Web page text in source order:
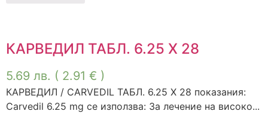
КАРВЕДИЛ ТАБЛ. 6.25 Х 28
5.69 лв. ( 2.91 € )
КАРВЕДИЛ / CARVEDIL ТАБЛ. 6.25 Х 28 показания:
Carvedil 6.25 mg се използва: За лечение на високо...